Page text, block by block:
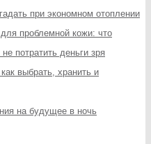
при экономном отоплении
проблемной кожи: что
потратить деньги зря
выбрать, хранить и
на будущее в ночь